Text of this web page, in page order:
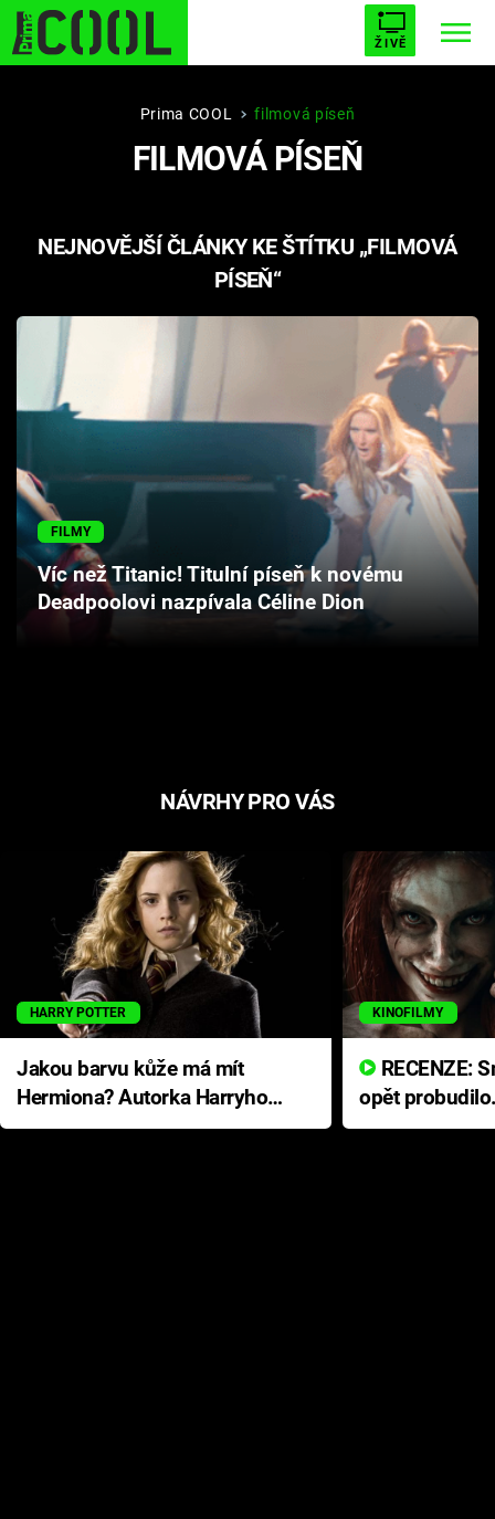
ŽIVĚ
STARHOUSE BUFFY, PŘEMOŽITELKA UPÍRŮ
PLNEJ KOTEL AVENGERS 5
Filmy
Seriály
Cool Esport
Pořady
Prima COOL filmová píseň
FILMOVÁ PÍSEŇ
NEJNOVĚJŠÍ ČLÁNKY KE ŠTÍTKU „FILMOVÁ
PÍSEŇ“
FILMY
Víc než Titanic! Titulní píseň k novému
Deadpoolovi nazpívala Céline Dion
NÁVRHY PRO VÁS
HARRY POTTER
Jakou barvu kůže má mít
Hermiona? Autorka Harryho
Pottera přišla s ráznou
KINOFILMY
opět
přichází s